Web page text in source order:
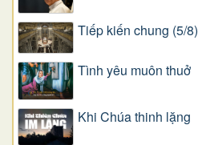
Tiếp kiến chung (5/8)
Tình yêu muôn thuở
Khi Chúa thinh lặng